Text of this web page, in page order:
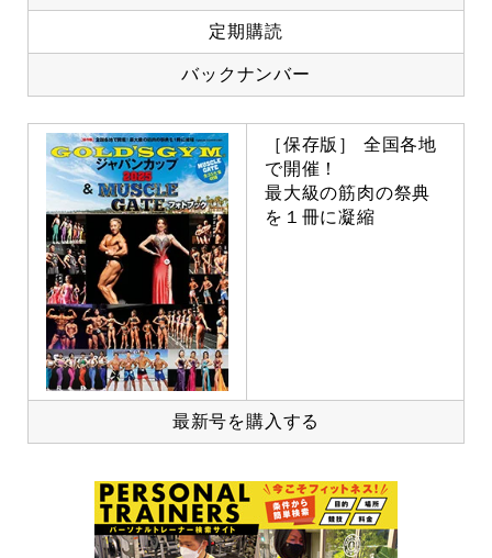
定期購読
バックナンバー
［保存版］ 全国各地
で開催！
最大級の筋肉の祭典
を１冊に凝縮
最新号を購入する